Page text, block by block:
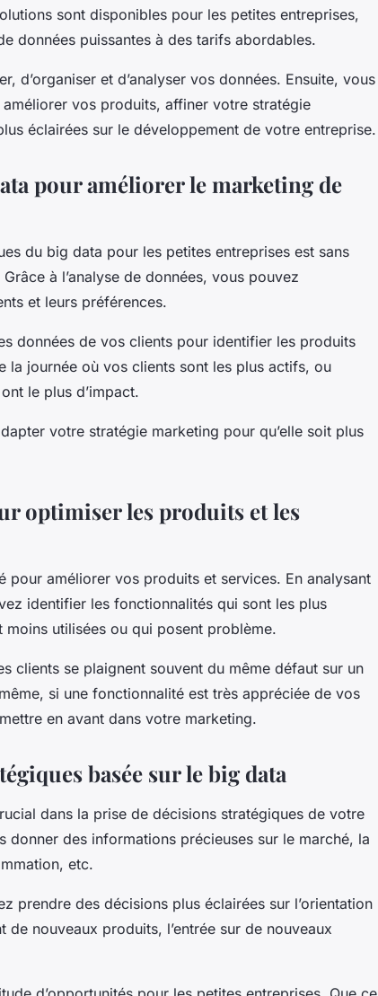
sont disponibles pour les petites entreprises,
données puissantes à des tarifs abordables.
d’organiser et d’analyser vos données. Ensuite, vous
vos produits, affiner votre stratégie
éclairées sur le développement de votre entreprise.
pour améliorer le marketing de
du big data pour les petites entreprises est sans
à l’analyse de données, vous pouvez
et leurs préférences.
données de vos clients pour identifier les produits
la journée où vos clients sont les plus actifs, ou
le plus d’impact.
votre stratégie marketing pour qu’elle soit plus
optimiser les produits et les
pour améliorer vos produits et services. En analysant
identifier les fonctionnalités qui sont les plus
utilisées ou qui posent problème.
clients se plaignent souvent du même défaut sur un
si une fonctionnalité est très appréciée de vos
en avant dans votre marketing.
basée sur le big data
dans la prise de décisions stratégiques de votre
donner des informations précieuses sur le marché, la
etc.
prendre des décisions plus éclairées sur l’orientation
nouveaux produits, l’entrée sur de nouveaux